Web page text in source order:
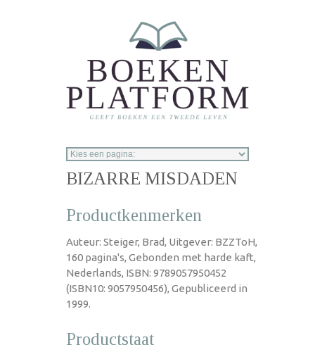
BIZARRE MISDADEN
Productkenmerken
Auteur: Steiger, Brad, Uitgever: BZZToH,
160 pagina's, Gebonden met harde kaft,
Nederlands, ISBN: 9789057950452
(ISBN10: 9057950456), Gepubliceerd in
1999.
Productstaat